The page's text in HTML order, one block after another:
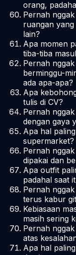
orang,
Pernah
ruangan
lain?
Apa momen
tiba-tiba
Pernah
berminggu-
ada apa-apa?
Apa
tulis di CV?
Pernah
dengan gaya
Apa hal
supermarket?
Pernah
dipakai dan
Apa outfit
padahal saat
Pernah
terus kabur
Kebiasaan
masih sering
Pernah
atas
Apa hal